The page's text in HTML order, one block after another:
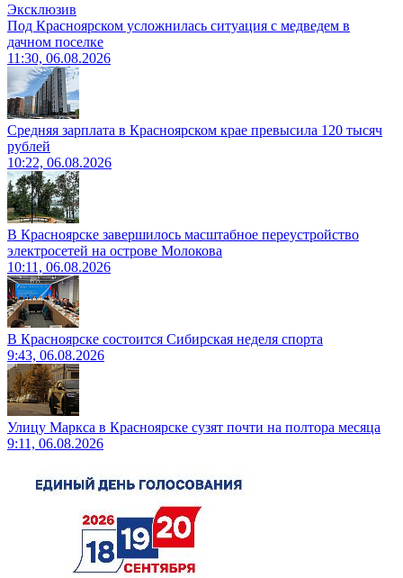
Эксклюзив
Под Красноярском усложнилась ситуация с медведем в
дачном поселке
11:30, 06.08.2026
Средняя зарплата в Красноярском крае превысила 120 тысяч
рублей
10:22, 06.08.2026
В Красноярске завершилось масштабное переустройство
электросетей на острове Молокова
10:11, 06.08.2026
В Красноярске состоится Сибирская неделя спорта
9:43, 06.08.2026
Улицу Маркса в Красноярске сузят почти на полтора месяца
9:11, 06.08.2026